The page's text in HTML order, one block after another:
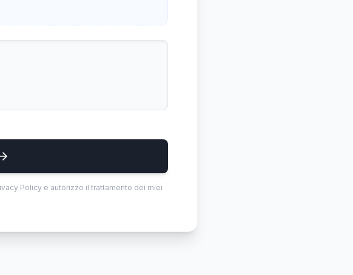
Policy e autorizzo il trattamento dei miei